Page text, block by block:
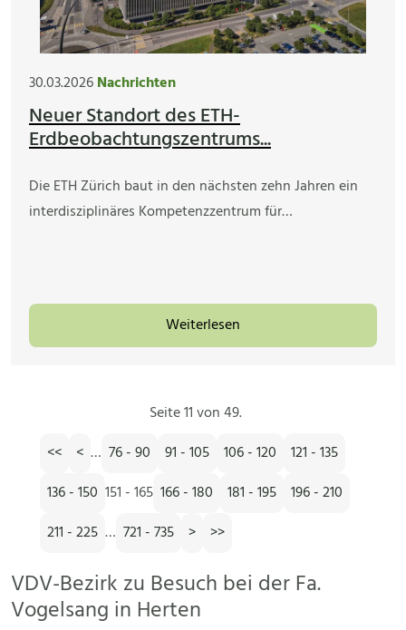
30.03.2026Nachrichten
Neuer Standort des ETH-
Erdbeobachtungszentrums...
Die ETH Zürich baut in den nächsten zehn Jahren ein
interdisziplinäres Kompetenzzentrum für…
Weiterlesen
Seite 11 von 49.
<<
< … 76 - 90 91 - 105 106 - 120
121 - 135
136 - 150 151 - 165 166 - 180 181 - 195
196 - 210
211 - 225 … 721 - 735 > >>
VDV-Bezirk zu Besuch bei der Fa.
Vogelsang in Herten